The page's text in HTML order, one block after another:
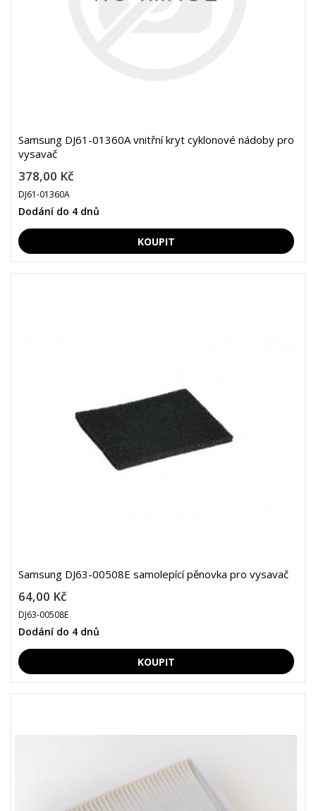
Samsung DJ61-01360A vnitřní kryt cyklonové nádoby pro
vysavač
378,00 Kč
DJ61-01360A
Dodání do 4 dnů
Samsung DJ63-00508E samolepící pěnovka pro vysavač
64,00 Kč
DJ63-00508E
Dodání do 4 dnů